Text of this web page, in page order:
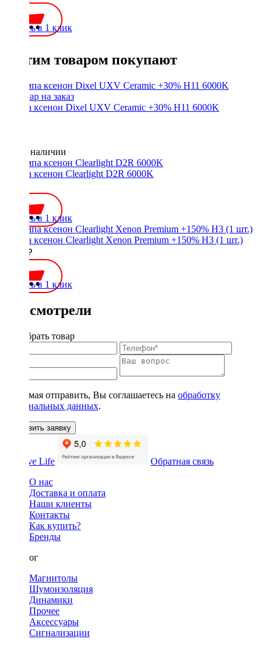
Купить в 1 клик
С этим товаром покупают
Лампа ксенон Dixel UXV Ceramic +30% H11 6000K
Нет в наличии
Лампа ксенон Clearlight D2R 6000K
Купить в 1 клик
Лампа ксенон Clearlight Xenon Premium +150% H3 (1 шт.)
1200 ₽
Купить в 1 клик
Вы смотрели
Подобрать товар
Нажимая отправить, Вы соглашаетесь на обработку
персональных данных.
Оставить заявку
Обратная связь
О нас
Доставка и оплата
Наши клиенты
Контакты
Как купить?
Бренды
Каталог
Магнитолы
Шумоизоляция
Динамики
Прочее
Аксессуары
Сигнализации